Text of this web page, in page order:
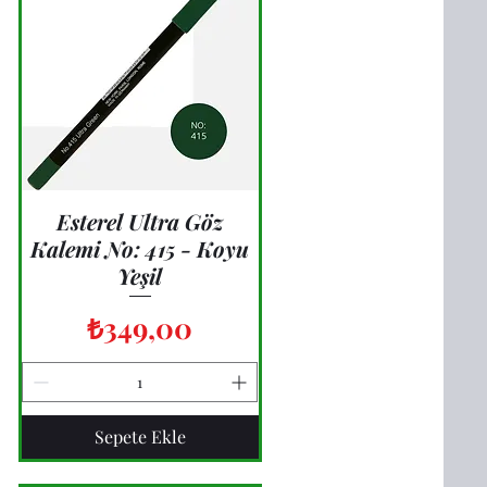
Hızlı Bakış
Esterel Ultra Göz
Kalemi No: 415 - Koyu
Yeşil
Fiyat
₺349,00
Sepete Ekle